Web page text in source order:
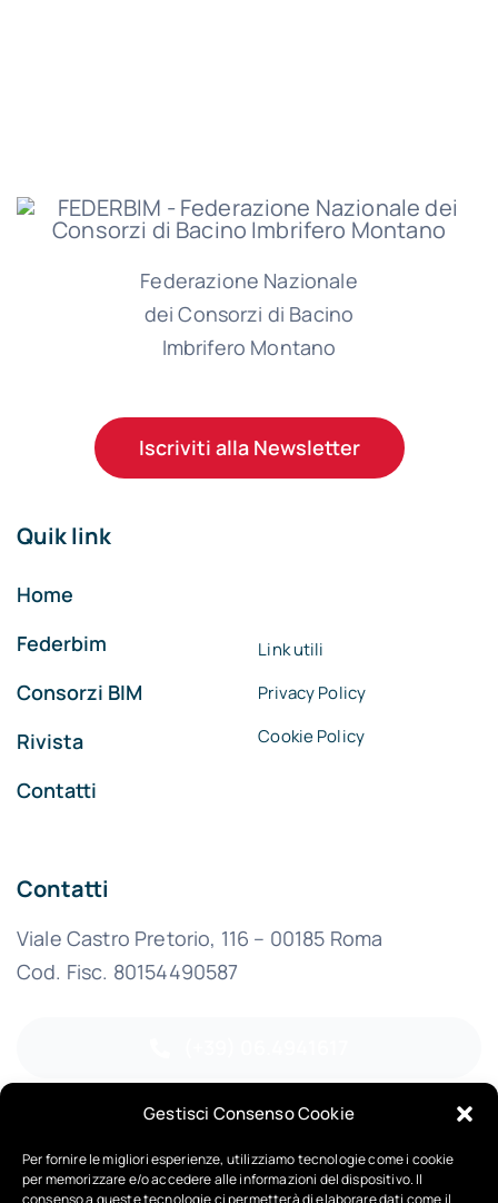
Gestisci Consenso Cookie
Per fornire le migliori esperienze, utilizziamo tecnologie come i cookie
per memorizzare e/o accedere alle informazioni del dispositivo. Il
consenso a queste tecnologie ci permetterà di elaborare dati come il
Federazione Nazionale
dei Consorzi di Bacino
Imbrifero Montano
Iscriviti alla Newsletter
Quik link
Home
Federbim
Consorzi BIM
Rivista
Contatti
Link utili
Privacy Policy
Cookie Policy
Contatti
Viale Castro Pretorio, 116 – 00185 Roma
Cod. Fisc. 80154490587
FAX (+39) 06.4441529
info@federbim.it